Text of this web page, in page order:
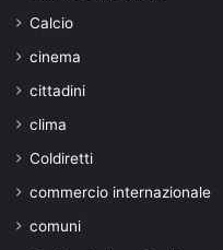
Calcio
cinema
cittadini
clima
Coldiretti
commercio internazionale
comuni